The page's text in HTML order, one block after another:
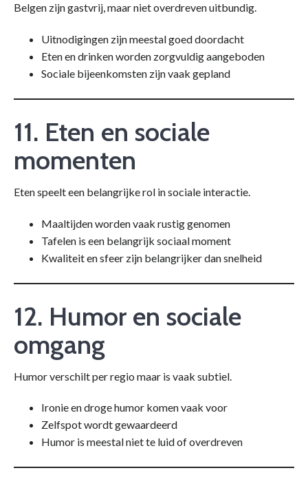
Belgen zijn gastvrij, maar niet overdreven uitbundig.
Uitnodigingen zijn meestal goed doordacht
Eten en drinken worden zorgvuldig aangeboden
Sociale bijeenkomsten zijn vaak gepland
11. Eten en sociale
momenten
Eten speelt een belangrijke rol in sociale interactie.
Maaltijden worden vaak rustig genomen
Tafelen is een belangrijk sociaal moment
Kwaliteit en sfeer zijn belangrijker dan snelheid
12. Humor en sociale
omgang
Humor verschilt per regio maar is vaak subtiel.
Ironie en droge humor komen vaak voor
Zelfspot wordt gewaardeerd
Humor is meestal niet te luid of overdreven